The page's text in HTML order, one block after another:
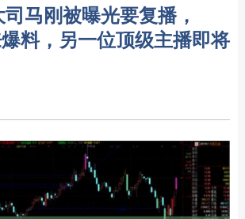
马刚被曝光要复播，
料，另一位顶级主播即将